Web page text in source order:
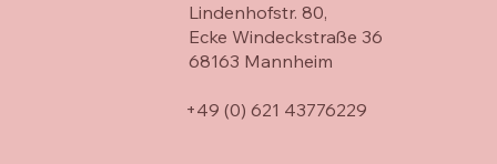
Lindenhofstr. 80,
Ecke Windeckstraße 36
68163 Mannheim
+49 (0) 621 43776229